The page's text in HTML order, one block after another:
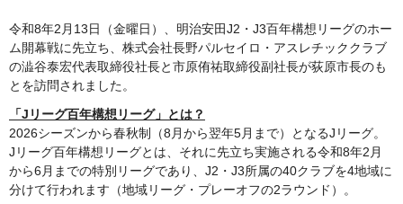
令和8年2月13日（金曜日）、明治安田J2・J3百年構想リーグのホー
ム開幕戦に先立ち、株式会社長野パルセイロ・アスレチッククラブ
の澁谷泰宏代表取締役社長と市原侑祐取締役副社長が荻原市長のも
とを訪問されました。
「Jリーグ百年構想リーグ」とは？
2026シーズンから春秋制（8月から翌年5月まで）となるJリーグ。
Jリーグ百年構想リーグとは、それに先立ち実施される令和8年2月
から6月までの特別リーグであり、J2・J3所属の40クラブを4地域に
分けて行われます（地域リーグ・プレーオフの2ラウンド）。